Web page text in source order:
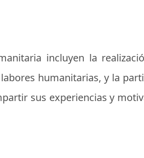
incluyen la
humanitarias, y la
sus experiencias y